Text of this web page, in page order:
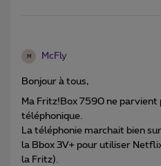
M McFly
Bonjour à tous,
Ma Fritz!Box 7590 ne parvient
téléphonique.
La téléphonie marchait bien
la Bbox 3V+ pour utiliser
la Fritz).